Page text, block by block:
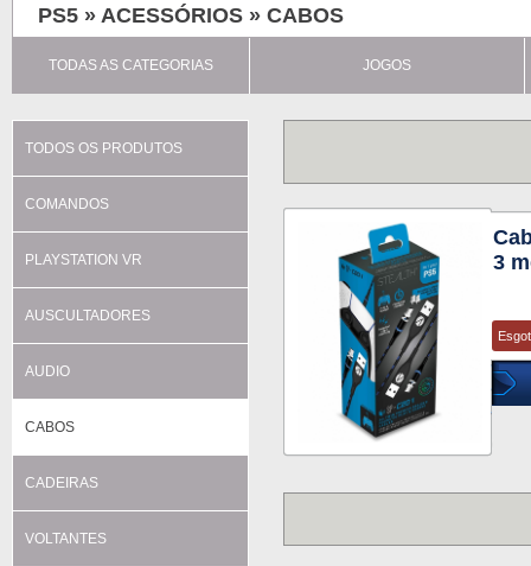
PS5 » ACESSÓRIOS » CABOS
TODAS AS CATEGORIAS JOGOS
TODOS OS PRODUTOS
COMANDOS
PLAYSTATION VR
AUSCULTADORES
AUDIO
CABOS
CADEIRAS
VOLTANTES
3